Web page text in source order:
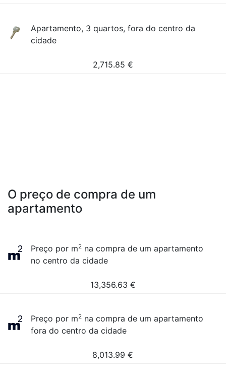
Apartamento, 3 quartos, fora do centro da
cidade
2,715.85 €
O preço de compra de um
apartamento
Preço por m2 na compra de um apartamento
no centro da cidade
13,356.63 €
Preço por m2 na compra de um apartamento
fora do centro da cidade
8,013.99 €